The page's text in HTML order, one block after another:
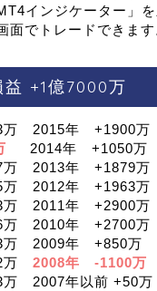
インジケーター」
面でトレードできます
益 +1億7000万
万 2015年 +1900万
2014年 +1050万
万 2013年 +1879万
万 2012年 +1963万
万 2011年 +2900万
万 2010年 +2700万
万 2009年 +850万
万 2008年 -1100万
2007年以前 +50万